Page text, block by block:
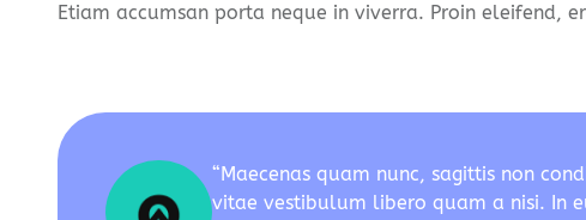
Etiam accumsan porta neque in viverra. Proin eleifend,
“Maecenas quam nunc, sagittis non
vitae vestibulum libero quam a nisi. In